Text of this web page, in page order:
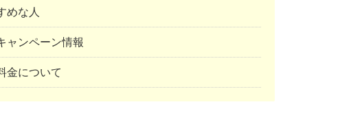
めな人
ャンペーン情報
金について